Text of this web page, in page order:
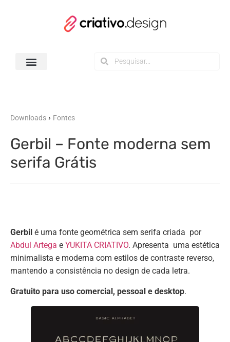
Downloads › Fontes
Gerbil – Fonte moderna sem
serifa Grátis
Gerbil é uma fonte geométrica sem serifa criada por
Abdul Artega e YUKITA CRIATIVO. Apresenta uma estética
minimalista e moderna com estilos de contraste reverso,
mantendo a consistência no design de cada letra.
Gratuito para uso comercial, pessoal e desktop.